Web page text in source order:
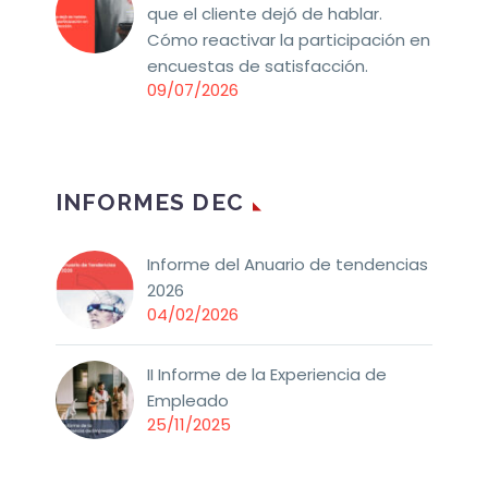
que el cliente dejó de hablar.
Cómo reactivar la participación en
encuestas de satisfacción.
09/07/2026
INFORMES DEC
Informe del Anuario de tendencias
2026
04/02/2026
II Informe de la Experiencia de
Empleado
25/11/2025